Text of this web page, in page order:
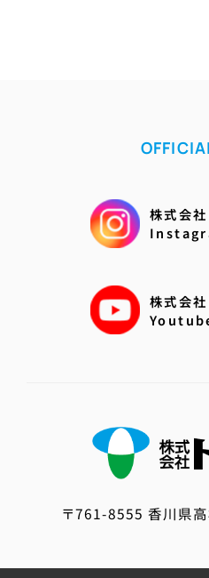
株式会社
株式会社
Youtube
〒761-8555 香川県